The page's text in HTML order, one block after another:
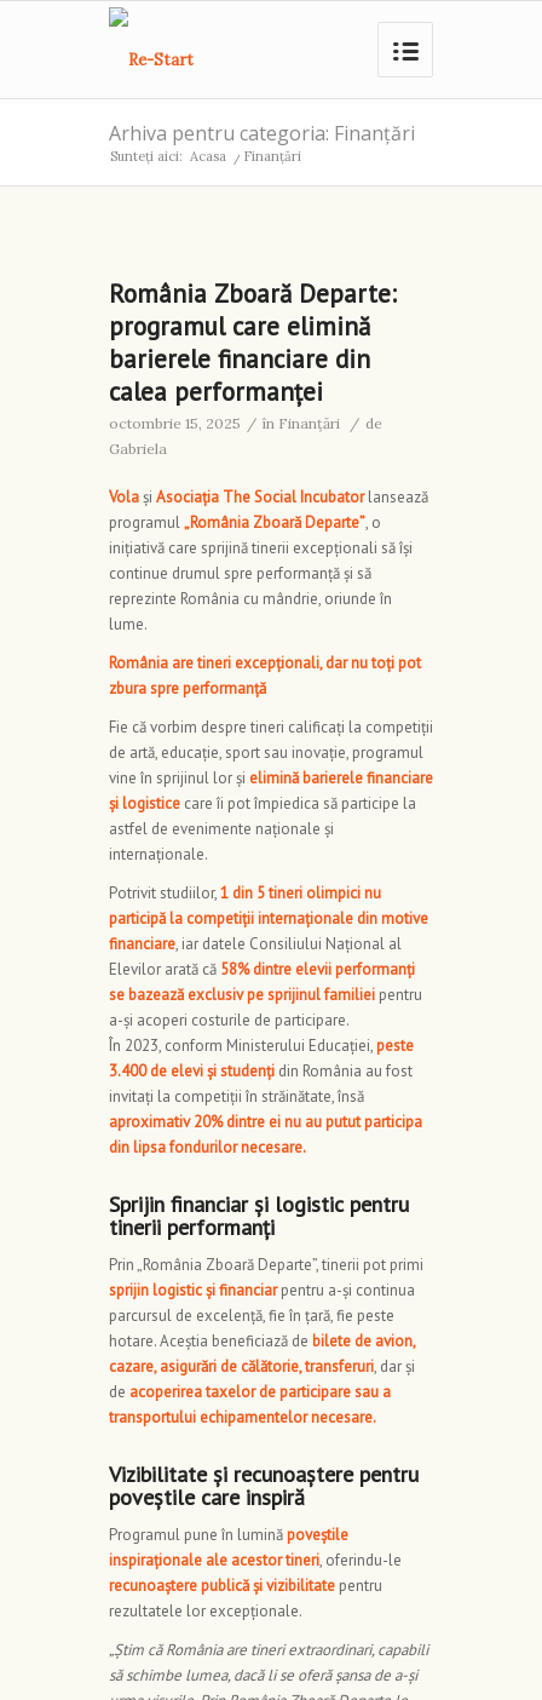
Arhiva pentru categoria: Finanţări
Sunteți aici: Acasa / Finanţări
România Zboară Departe:
programul care elimină
barierele financiare din
calea performanței
octombrie 15, 2025 / în Finanţări / de
Gabriela
Volași Asociația The Social Incubatorlansează
programul„România Zboară Departe”, o
inițiativă care sprijină tinerii excepționali să își
continue drumul spre performanță și să
reprezinte România cu mândrie, oriunde în
lume.
România are tineri excepționali, dar nu toți pot
zbura spre performanță
Fie că vorbim despre tineri calificați la competiții
de artă, educație, sport sau inovație, programul
vine în sprijinul lor și elimină barierele financiare
și logistice care îi pot împiedica să participe la
astfel de evenimente naționale și
internaționale.
Potrivit studiilor,1 din 5 tineri olimpici nu
participă la competiții internaționale din motive
financiare, iar datele Consiliului Național al
Elevilor arată că 58% dintre elevii performanți
se bazează exclusiv pe sprijinul familiei pentru
a-și acoperi costurile de participare.
În 2023, conform Ministerului Educației,peste
3.400 de elevi și studenți din România au fost
invitați la competiții în străinătate, însă
aproximativ 20% dintre ei nu au putut participa
din lipsa fondurilor necesare.
Sprijin financiar și logistic pentru
tinerii performanți
Prin „România Zboară Departe”, tinerii pot primi
sprijin logistic și financiarpentru a-și continua
parcursul de excelență, fie în țară, fie peste
hotare. Aceștia beneficiază de bilete de avion,
cazare, asigurări de călătorie, transferuri, dar și
de acoperirea taxelor de participare sau a
transportului echipamentelor necesare.
Vizibilitate și recunoaștere pentru
poveștile care inspiră
Programul pune în luminăpoveștile
inspiraționale ale acestor tineri, oferindu-le
recunoaștere publică și vizibilitate pentru
rezultatele lor excepționale.
„Știm că România are tineri extraordinari, capabili
să schimbe lumea, dacă li se oferă șansa de a-și